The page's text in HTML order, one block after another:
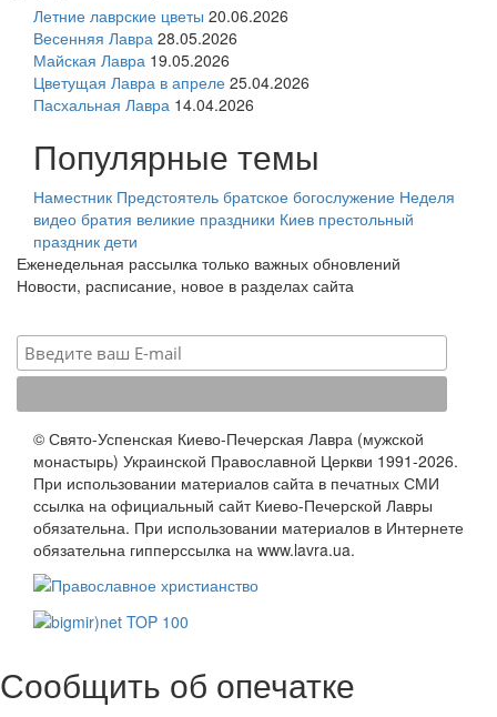
Летние лаврские цветы 20.06.2026
Весенняя Лавра 28.05.2026
Майская Лавра 19.05.2026
Цветущая Лавра в апреле 25.04.2026
Пасхальная Лавра 14.04.2026
Популярные темы
Наместник Предстоятель братское богослужение Неделя
видео братия великие праздники Киев престольный
праздник дети
Еженедельная рассылка только важных обновлений
Новости, расписание, новое в разделах сайта
© Свято-Успенская Киево-Печерская Лавра (мужской
монастырь) Украинской Православной Церкви 1991-2026.
При использовании материалов сайта в печатных СМИ
ссылка на официальный сайт Киево-Печерской Лавры
обязательна. При использовании материалов в Интернете
обязательна гипперссылка на www.lavra.ua.
Сообщить об опечатке